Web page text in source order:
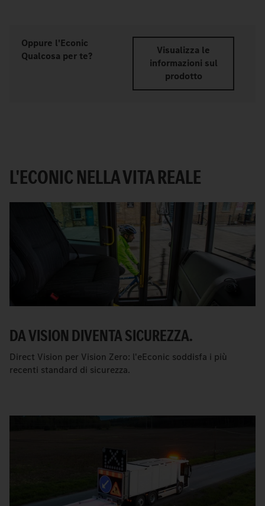
Oppure l'Econic
Qualcosa per te?
Visualizza le
informazioni sul
prodotto
L'ECONIC NELLA VITA REALE
DA VISION DIVENTA SICUREZZA.
Direct Vision per Vision Zero: l'eEconic soddisfa i più
recenti standard di sicurezza.